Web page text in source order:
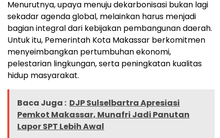
Menurutnya, upaya menuju dekarbonisasi bukan lagi
sekadar agenda global, melainkan harus menjadi
bagian integral dari kebijakan pembangunan daerah.
Untuk itu, Pemerintah Kota Makassar berkomitmen
menyeimbangkan pertumbuhan ekonomi,
pelestarian lingkungan, serta peningkatan kualitas
hidup masyarakat.
Baca Juga : DJP Sulselbartra Apresiasi
Pemkot Makassar, Munafri Jadi Panutan
Lapor SPT Lebih Awal